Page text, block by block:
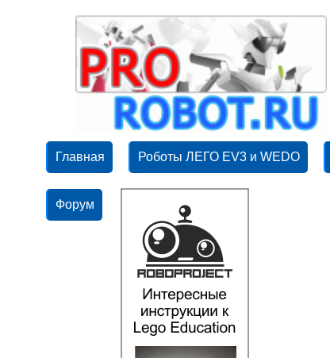
Главная Роботы ЛЕГО EV3 и WEDO
Форум